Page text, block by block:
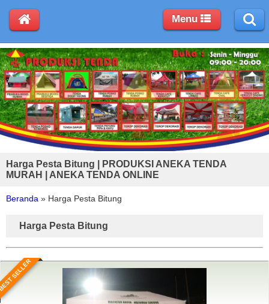
Harga Pesta Bitung | PRODUKSI ANEKA TENDA
MURAH | ANEKA TENDA ONLINE
Beranda » Harga Pesta Bitung
Harga Pesta Bitung
SELLER
Menu